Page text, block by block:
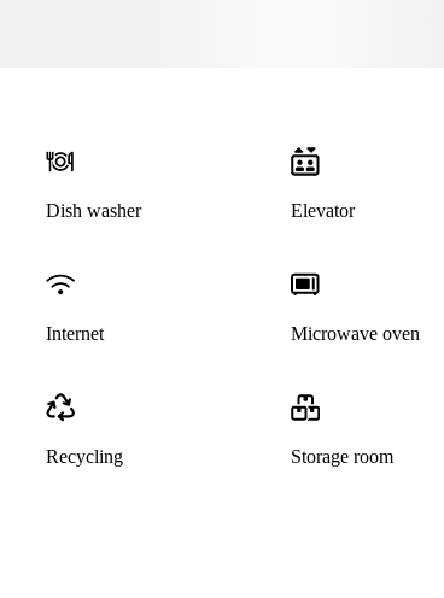
Dish washer Elevator
Internet Microwave oven
Recycling Storage room